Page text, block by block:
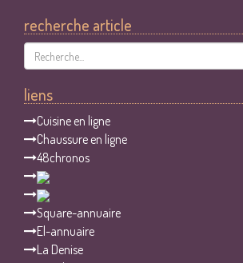
recherche article
liens
Cuisine en ligne
Chaussure en ligne
48chronos
Square-annuaire
El-annuaire
La Denise